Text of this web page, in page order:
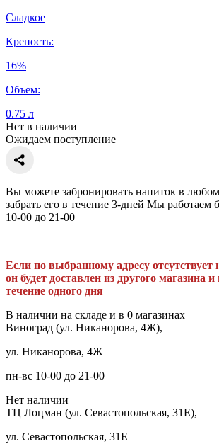
Сладкое
Крепость:
16%
Объем:
0.75 л
Нет в наличии
Ожидаем поступление
Вы можете забронировать напиток в
забрать его в течение 3-дней Мы работаем
10-00 до 21-00
Если по выбранному адресу
он будет доставлен из другого магазина
течение одного дня
В наличии на складе и в 0 магазинах
Виноград (ул. Никанорова, 4Ж),
ул. Никанорова, 4Ж
пн-вс 10-00 до 21-00
Нет наличии
ТЦ Лоцман (ул. Севастопольская, 31Е),
ул. Севастопольская, 31Е